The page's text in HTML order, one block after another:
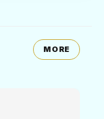
MORE